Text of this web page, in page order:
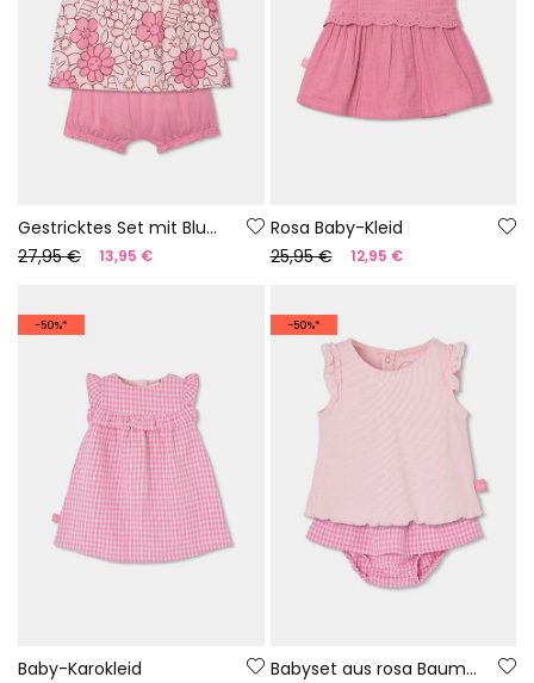
Gestricktes Set mit Blumenmuster
27,95 €
13,95 €
Rosa Baby-Kleid
25,95 €
12,95 €
-50%*
Baby-Karokleid
-50%*
Babyset aus rosa Baumwolle